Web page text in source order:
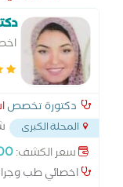
دكتورة تخصص
المحلة الكبرى
المحله الكبري...
سعر الكشف:
اخصائي طب